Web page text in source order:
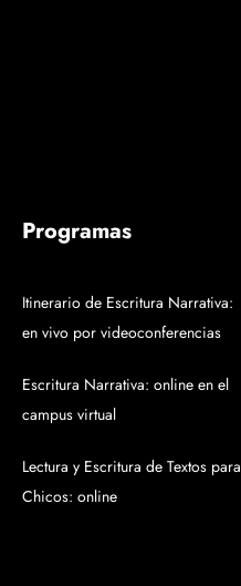
Programas
Itinerario de Escritura Narrativa:
en vivo por videoconferencias
Escritura Narrativa: online en el
campus virtual
Lectura y Escritura de Textos para
Chicos: online